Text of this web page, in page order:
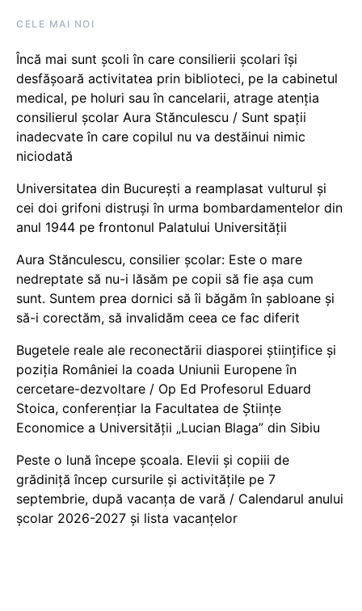
CELE MAI NOI
Încă mai sunt școli în care consilierii școlari își
desfășoară activitatea prin biblioteci, pe la cabinetul
medical, pe holuri sau în cancelarii, atrage atenția
consilierul școlar Aura Stănculescu / Sunt spații
inadecvate în care copilul nu va destăinui nimic
niciodată
Universitatea din București a reamplasat vulturul și
cei doi grifoni distruși în urma bombardamentelor din
anul 1944 pe frontonul Palatului Universității
Aura Stănculescu, consilier școlar: Este o mare
nedreptate să nu-i lăsăm pe copii să fie așa cum
sunt. Suntem prea dornici să îi băgăm în șabloane și
să-i corectăm, să invalidăm ceea ce fac diferit
Bugetele reale ale reconectării diasporei științifice și
poziția României la coada Uniunii Europene în
cercetare-dezvoltare / Op Ed Profesorul Eduard
Stoica, conferențiar la Facultatea de Științe
Economice a Universității „Lucian Blaga” din Sibiu
Peste o lună începe școala. Elevii și copiii de
grădiniță încep cursurile și activitățile pe 7
septembrie, după vacanța de vară / Calendarul anului
școlar 2026-2027 și lista vacanțelor